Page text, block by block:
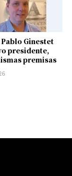
Pablo Ginestet
presidente,
premisas